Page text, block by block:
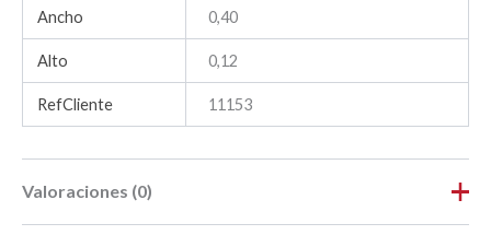
Ancho 0,40
Alto 0,12
RefCliente 11153
Valoraciones (0)